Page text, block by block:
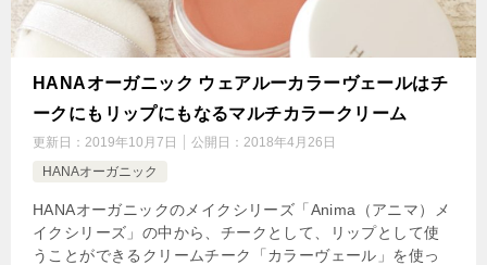
HANAオーガニック ウェアルーカラーヴェールはチ
ークにもリップにもなるマルチカラークリーム
更新日： 2019年10月7日 公開日： 2018年4月26日
HANAオーガニック
HANAオーガニックのメイクシリーズ「Anima（アニマ）メ
イクシリーズ」の中から、チークとして、リップとして使
うことができるクリームチーク「カラーヴェール」を使っ